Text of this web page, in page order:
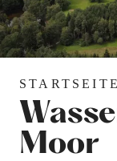
STARTSEITE
Moor